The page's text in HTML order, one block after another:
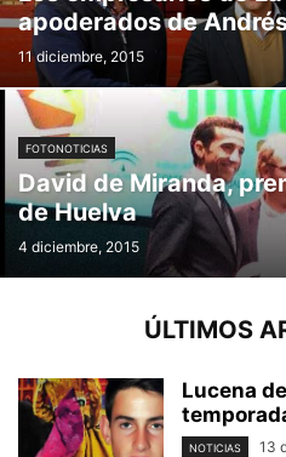
apoderados de
11 diciembre, 2015
FOTONOTICIAS
David de Miranda,
de Huelva
4 diciembre, 2015
ÚLTIMOS
Lucena
NOTICIAS 13